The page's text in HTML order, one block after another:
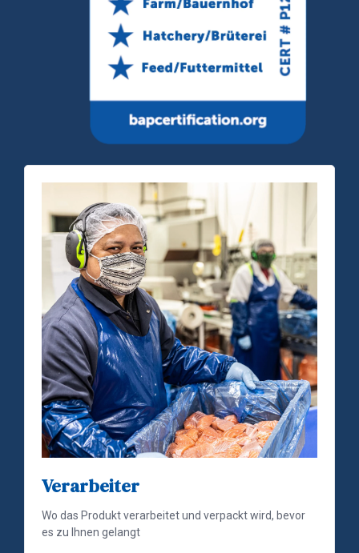
Verarbeiter
Wo das Produkt verarbeitet und verpackt wird, bevor
es zu Ihnen gelangt